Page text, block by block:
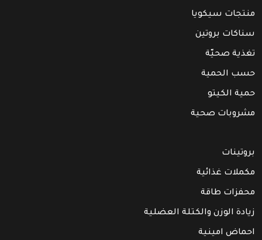
منتجات سيكويا
سناكات بروتين
تغذية صحيّة
حسب الحمية
حمية الكيتو
مشروبات صحية
بروتينات
مكملات غذائية
محفزات طاقة
زيادة الوزن والكتلة العضلية
احماض امينية